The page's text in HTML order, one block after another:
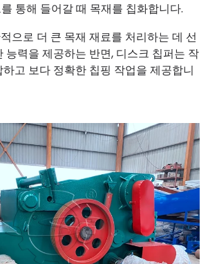
통해 들어갈 때 목재를 칩화합니다.
으로 더 큰 목재 재료를 처리하는 데 선
능력을 제공하는 반면, 디스크 칩퍼는 작
고 보다 정확한 칩핑 작업을 제공합니